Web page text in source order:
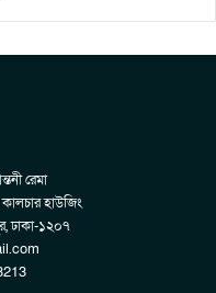
রেমা
হাউজিং
ঢাকা-১২০৭